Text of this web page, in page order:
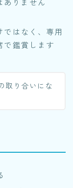
りません
はなく、専用
で鑑賞します
取り合いにな